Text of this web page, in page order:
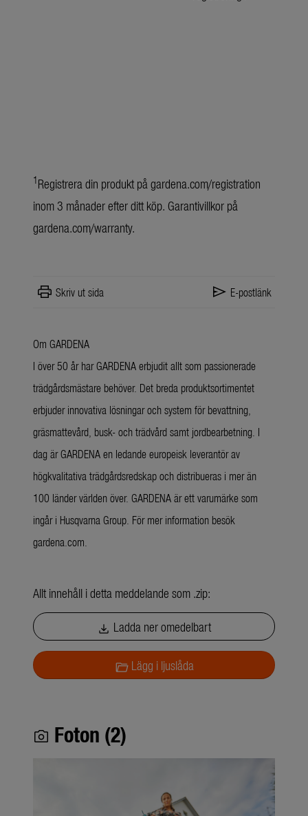
1Registrera din produkt på gardena.com/registration
inom 3 månader efter ditt köp. Garantivillkor på
gardena.com/warranty.
print Skriv ut sida send E-postlänk
Om GARDENA
I över 50 år har GARDENA erbjudit allt som passionerade
trädgårdsmästare behöver. Det breda produktsortimentet
erbjuder innovativa lösningar och system för bevattning,
gräsmattevård, busk- och trädvård samt jordbearbetning. I
dag är GARDENA en ledande europeisk leverantör av
högkvalitativa trädgårdsredskap och distribueras i mer än
100 länder världen över. GARDENA är ett varumärke som
ingår i Husqvarna Group. För mer information besök
gardena.com.
Allt innehåll i detta meddelande som .zip:
download Ladda ner omedelbart
folder_openLägg i ljuslåda
photo_camera Foton (2)